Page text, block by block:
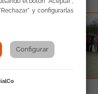
leer más
Vostell
y configurarlas
Configurar